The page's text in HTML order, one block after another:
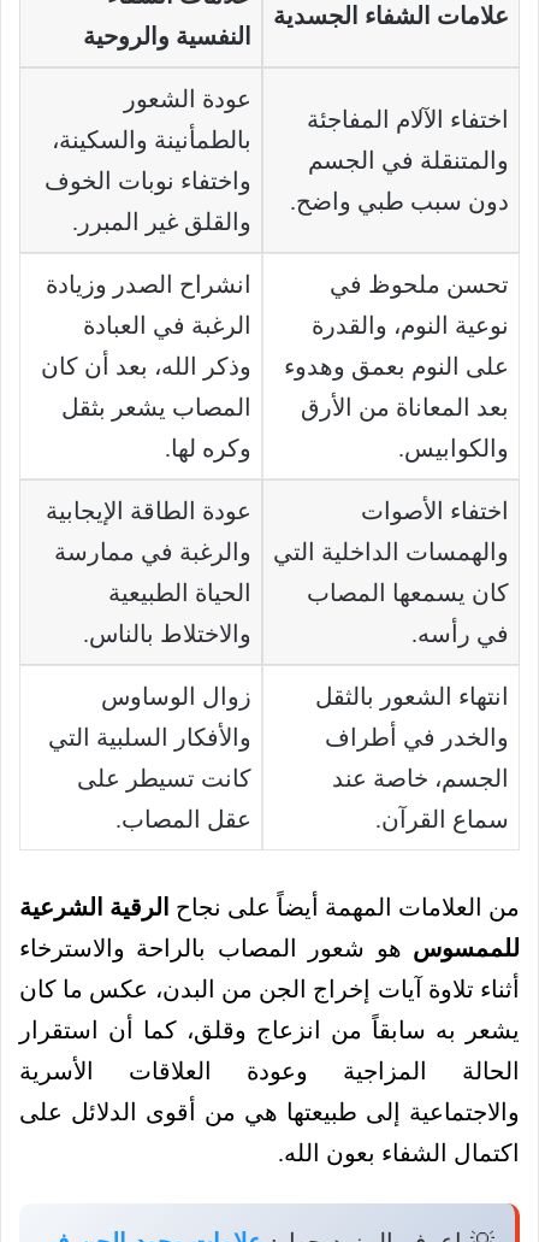
علامات الشفاء الجسدية
النفسية والروحية
اختفاء الآلام المفاجئة
والمتنقلة في الجسم
دون سبب طبي واضح.
عودة الشعور
بالطمأنينة والسكينة،
واختفاء نوبات الخوف
والقلق غير المبرر.
تحسن ملحوظ في
نوعية النوم، والقدرة
على النوم بعمق وهدوء
بعد المعاناة من الأرق
والكوابيس.
انشراح الصدر وزيادة
الرغبة في العبادة
وذكر الله، بعد أن كان
المصاب يشعر بثقل
وكره لها.
اختفاء الأصوات
والهمسات الداخلية التي
كان يسمعها المصاب
في رأسه.
عودة الطاقة الإيجابية
والرغبة في ممارسة
الحياة الطبيعية
والاختلاط بالناس.
انتهاء الشعور بالثقل
والخدر في أطراف
الجسم، خاصة عند
سماع القرآن.
زوال الوساوس
والأفكار السلبية التي
كانت تسيطر على
عقل المصاب.
من العلامات المهمة أيضاً على نجاح الرقية الشرعية
للممسوس هو شعور المصاب بالراحة والاسترخاء
أثناء تلاوة آيات إخراج الجن من البدن، عكس ما كان
يشعر به سابقاً من انزعاج وقلق، كما أن استقرار
الحالة المزاجية وعودة العلاقات الأسرية
والاجتماعية إلى طبيعتها هي من أقوى الدلائل على
اكتمال الشفاء بعون الله.